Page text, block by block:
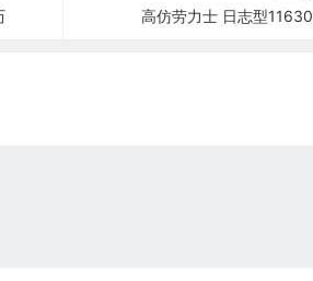
高仿劳力士 日志型